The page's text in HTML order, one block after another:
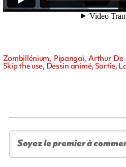
Zombillénium, Pipangaï, Arthur
Skip the use, Dessin animé, Sortie,